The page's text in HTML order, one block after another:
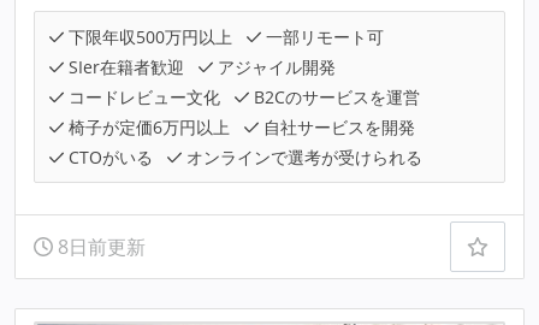
下限年収500万円以上
一部リモート可
SIer在籍者歓迎
アジャイル開発
コードレビュー文化
B2Cのサービスを運営
椅子が定価6万円以上
自社サービスを開発
CTOがいる
オンラインで選考が受けられる
8日前更新